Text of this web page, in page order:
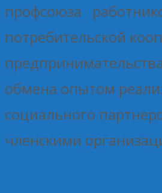
профсоюза
потребительской
обмена опытом
социального
членскими